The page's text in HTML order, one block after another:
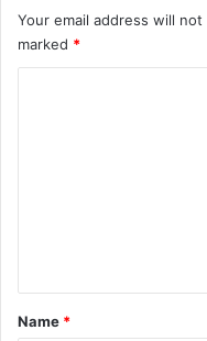
Your email address will
marked *
*
Name *